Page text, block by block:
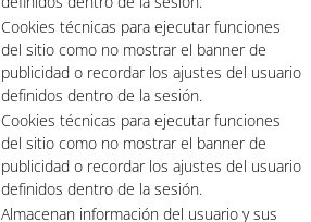
Cookies técnicas para ejecutar funciones
del sitio como no mostrar el banner de
publicidad o recordar los ajustes del usuario
definidos dentro de la sesión.
Cookies técnicas para ejecutar funciones
del sitio como no mostrar el banner de
publicidad o recordar los ajustes del usuario
definidos dentro de la sesión.
Almacenan información del usuario y sus